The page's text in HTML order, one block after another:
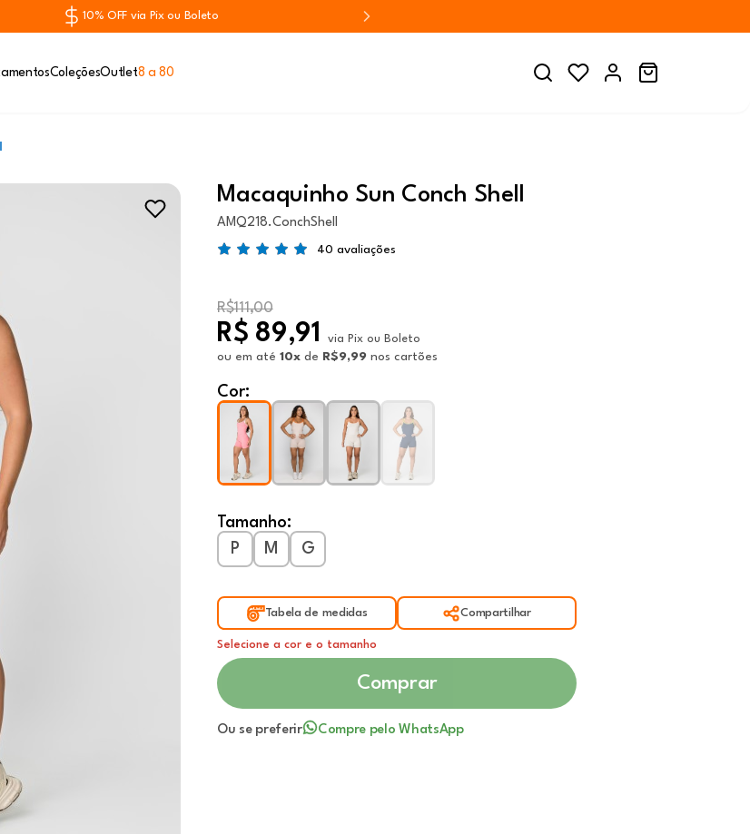
10% OFF via Pix ou Boleto
ColeçõesOutlet8 a 80
Macaquinho Sun Conch Shell
AMQ218.ConchShell
40 avaliações
R$111,00
R$ 89,91 via Pix ou Boleto
ou em até 10x de R$9,99 nos cartões
Cor:
Tamanho:
P
M G
Tabela de medidas Compartilhar
Selecione a cor e o tamanho
Comprar
Ou se preferir Compre pelo WhatsApp